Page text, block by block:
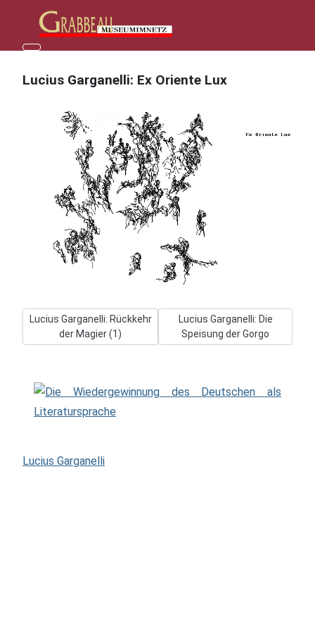
Lucius Garganelli: Ex Oriente Lux
Vorheriger Beitrag: Lucius Garganelli: Rückkehr der Magier (1)
Lucius Garganelli: Rückkehr
der Magier (1)
Nächster Beitrag: Lucius
Lucius Garganelli: Die
Speisung der Gorgo
Lucius Garganelli